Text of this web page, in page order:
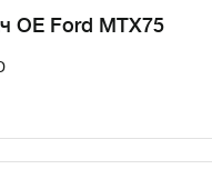
OE Ford MTX75